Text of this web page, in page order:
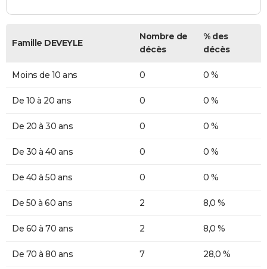
Famille DEVEYLE
Nombre de
décès
% des
décès
Moins de 10 ans 0 0 %
De 10 à 20 ans 0 0 %
De 20 à 30 ans 0 0 %
De 30 à 40 ans 0 0 %
De 40 à 50 ans 0 0 %
De 50 à 60 ans 2 8,0 %
De 60 à 70 ans 2 8,0 %
De 70 à 80 ans 7 28,0 %